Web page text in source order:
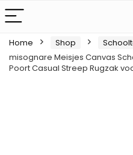
Home Shop
misognare Meisjes Canvas
Poort Casual Streep Rugzak